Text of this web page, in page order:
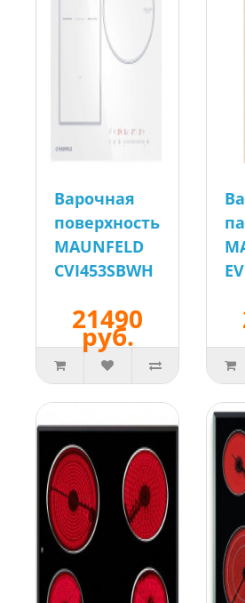
Варочная
поверхность
MAUNFELD
CVI453SBWH
21490
руб.